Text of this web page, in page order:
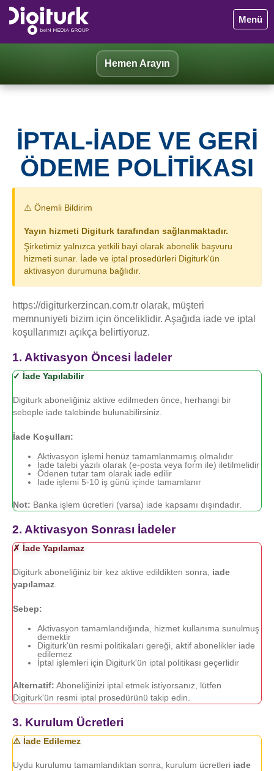
Menü
Hemen Arayın
İPTAL-İADE VE GERI
ÖDEME POLITIKASI
⚠️ Önemli Bildirim
Yayın hizmeti Digiturk tarafından sağlanmaktadır.
Şirketimiz yalnızca yetkili bayi olarak abonelik başvuru
hizmeti sunar. İade ve iptal prosedürleri Digiturk'ün
aktivasyon durumuna bağlıdır.
https://digiturkerzincan.com.tr olarak, müşteri
memnuniyeti bizim için önceliklidir. Aşağıda iade ve iptal
koşullarımızı açıkça belirtiyoruz.
1. Aktivasyon Öncesi İadeler
✓ İade Yapılabilir
Digiturk aboneliğiniz aktive edilmeden önce, herhangi bir
sebeple iade talebinde bulunabilirsiniz.
İade Koşulları:
Aktivasyon işlemi henüz tamamlanmamış olmalıdır
İade talebi yazılı olarak (e-posta veya form ile) iletilmelidir
Ödenen tutar tam olarak iade edilir
İade işlemi 5-10 iş günü içinde tamamlanır
Not: Banka işlem ücretleri (varsa) iade kapsamı dışındadır.
2. Aktivasyon Sonrası İadeler
✗ İade Yapılamaz
Digiturk aboneliğiniz bir kez aktive edildikten sonra, iade
yapılamaz
Sebep:
Aktivasyon tamamlandığında, hizmet kullanıma sunulmuş
demektir
Digiturk'ün resmi politikaları gereği, aktif abonelikler iade
edilemez
İptal işlemleri için Digiturk'ün iptal politikası geçerlidir
Alternatif: Aboneliğinizi iptal etmek istiyorsanız, lütfen
Digiturk'ün resmi iptal prosedürünü takip edin.
3. Kurulum Ücretleri
⚠ İade Edilemez
Uydu kurulumu tamamlandıktan sonra, kurulum ücretleri iade